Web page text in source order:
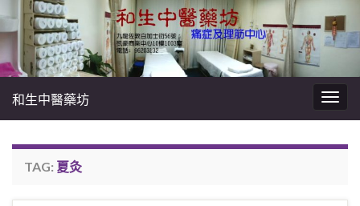
和生中醫藥坊
TAG: 夏灸